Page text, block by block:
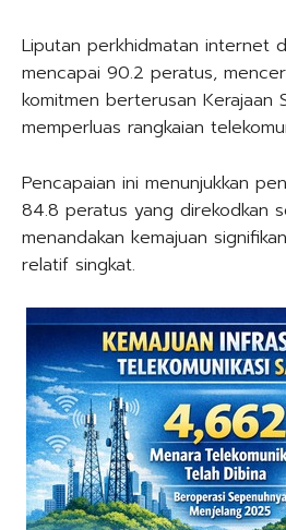
Liputan perkhidmatan internet
mencapai 90.2 peratus,
komitmen berterusan Kerajaan
memperluas rangkaian
Pencapaian ini menunjukkan
84.8 peratus yang direkodkan
menandakan kemajuan
relatif singkat.